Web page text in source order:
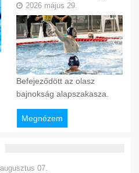
2026 május 29.
Befejeződött az olasz
bajnokság alapszakasza.
Megnézem
07.